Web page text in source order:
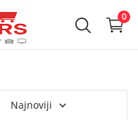
0
Najnoviji